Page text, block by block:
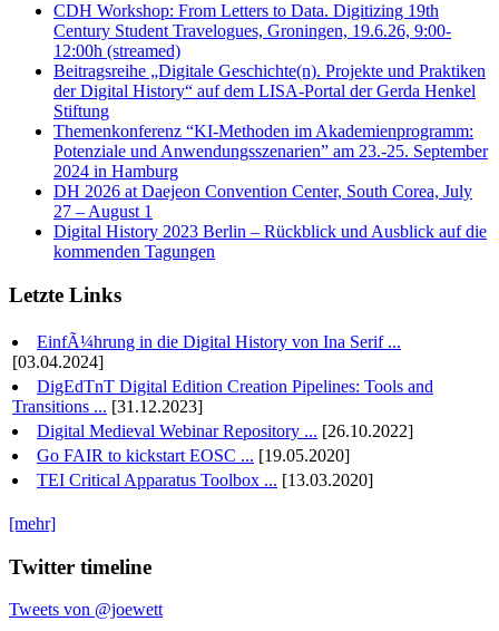
CDH Workshop: From Letters to Data. Digitizing 19th
Century Student Travelogues, Groningen, 19.6.26, 9:00-
12:00h (streamed)
Beitragsreihe „Digitale Geschichte(n). Projekte und Praktiken
der Digital History“ auf dem LISA-Portal der Gerda Henkel
Stiftung
Themenkonferenz “KI-Methoden im Akademienprogramm:
Potenziale und Anwendungsszenarien” am 23.-25. September
2024 in Hamburg
DH 2026 at Daejeon Convention Center, South Corea, July
27 – August 1
Digital History 2023 Berlin – Rückblick und Ausblick auf die
kommenden Tagungen
Letzte Links
EinfÃ¼hrung in die Digital History von Ina Serif ...
[03.04.2024]
DigEdTnT Digital Edition Creation Pipelines: Tools and
Transitions ... [31.12.2023]
Digital Medieval Webinar Repository ... [26.10.2022]
Go FAIR to kickstart EOSC ... [19.05.2020]
TEI Critical Apparatus Toolbox ... [13.03.2020]
[mehr]
Twitter timeline
Tweets von @joewett